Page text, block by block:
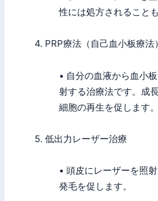
性には処方されること
4. PRP療法（自己血小板療法）
• 自分の血液から血小
射する治療法です。成
細胞の再生を促します。
5. 低出力レーザー治療
• 頭皮にレーザーを照
発毛を促します。